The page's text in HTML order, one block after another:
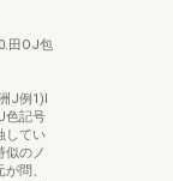
田OJ包
J例1)I
色記号
してい
似のノ
問、